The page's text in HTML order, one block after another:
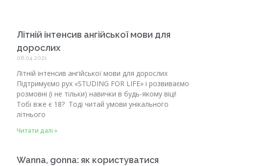
Літній інтенсив ангійської мови для
дорослих
06.04.2021
Літній інтенсив ангійської мови для дорослих
Підтримуємо рух «STUDING FOR LIFE» і розвиваємо
розмовні (і не тільки) навички в будь-якому віці!
Тобі вже є 18? Тоді читай умови унікального
літнього
Читати далі »
Wanna, gonna: як користуватися